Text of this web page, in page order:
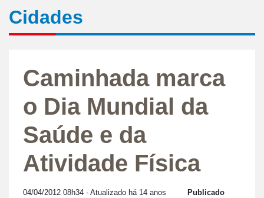
Cidades
Caminhada marca
o Dia Mundial da
Saúde e da
Atividade Física
04/04/2012 08h34 - Atualizado há 14 anos
Publicado